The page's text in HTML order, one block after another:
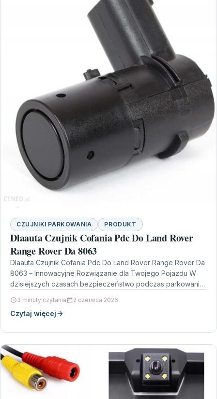
CZUJNIKI PARKOWANIA PRODUKT
Dlaauta Czujnik Cofania Pdc Do Land Rover
Range Rover Da 8063
Dlaauta Czujnik Cofania Pdc Do Land Rover Range Rover Da
8063 – Innowacyjne Rozwiązanie dla Twojego Pojazdu W
dzisiejszych czasach bezpieczeństwo podczas parkowania
3 minuty czytania 2 czerwca 2026
Czytaj więcej